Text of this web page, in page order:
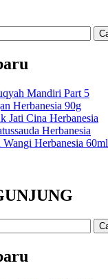
Mandiri Part 5
Herbanesia 90g
Jati Cina Herbanesia
Herbanesia
Herbanesia 60ml